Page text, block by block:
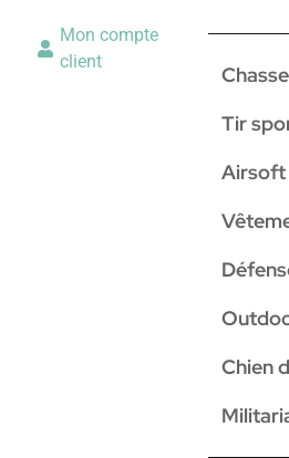
Mon compte
client
Chasse
Tir
Airsoft
Chien